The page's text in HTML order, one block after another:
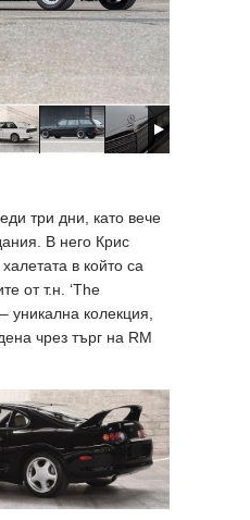
три дни, като вече
В него Крис
в който са
от т.н. ‘The
уникална колекция,
чрез търг на RM